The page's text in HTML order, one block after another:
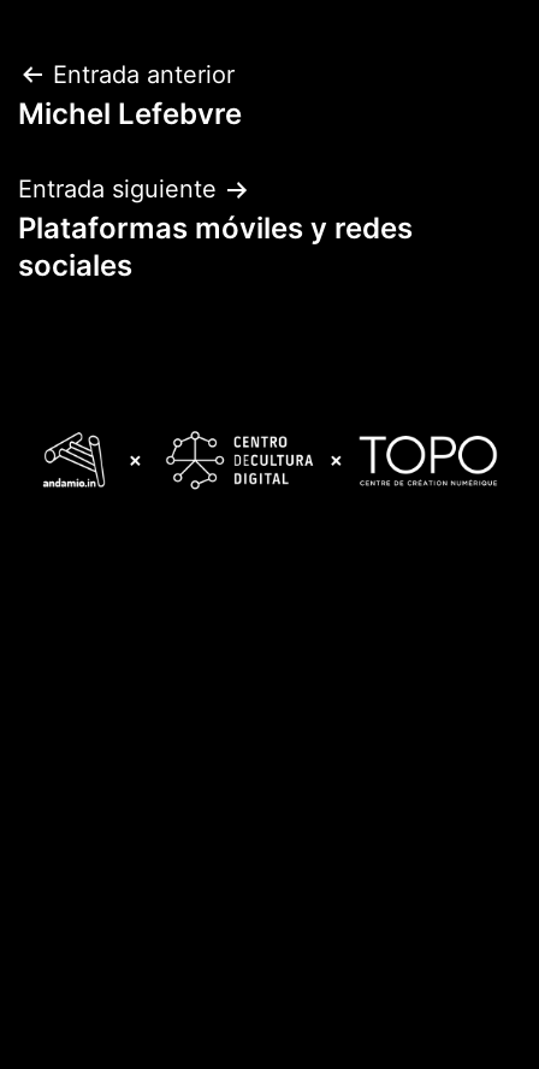
Navegación
de
entradas
Entrada anterior
Michel Lefebvre
Entrada siguiente
Plataformas móviles y redes
sociales